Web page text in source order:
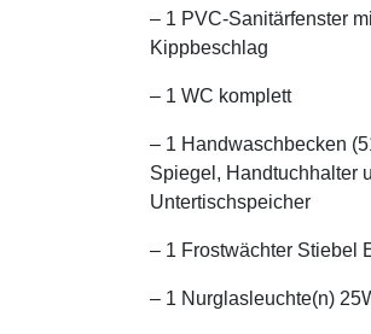
– 1 PVC-Sanitärfenster
Kippbeschlag
– 1 WC komplett
– 1 Handwaschbecken
Spiegel, Handtuchhalter
Untertischspeicher
– 1 Frostwächter Stiebel
– 1 Nurglasleuchte(n)